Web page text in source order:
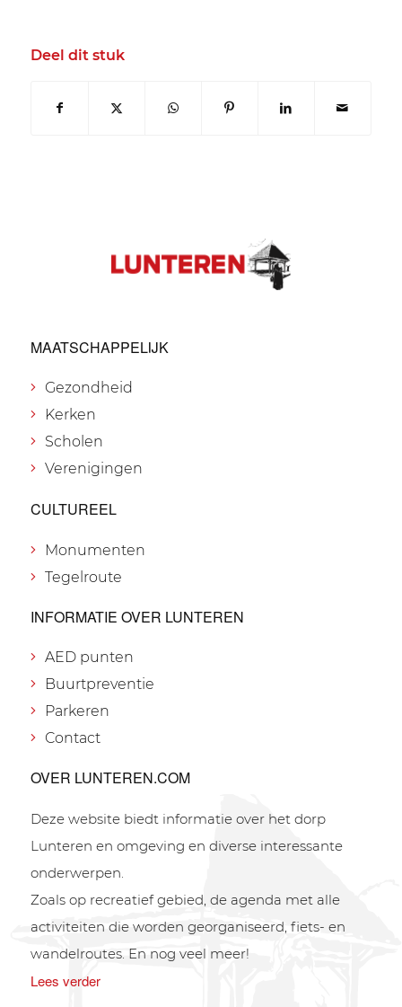
Deel dit stuk
MAATSCHAPPELIJK
Gezondheid
Kerken
Scholen
Verenigingen
CULTUREEL
Monumenten
Tegelroute
INFORMATIE OVER LUNTEREN
AED punten
Buurtpreventie
Parkeren
Contact
OVER LUNTEREN.COM
Deze website biedt informatie over het dorp
Lunteren en omgeving en diverse interessante
onderwerpen.
Zoals op recreatief gebied, de agenda met alle
activiteiten die worden georganiseerd, fiets- en
wandelroutes. En nog veel meer!
Lees verder